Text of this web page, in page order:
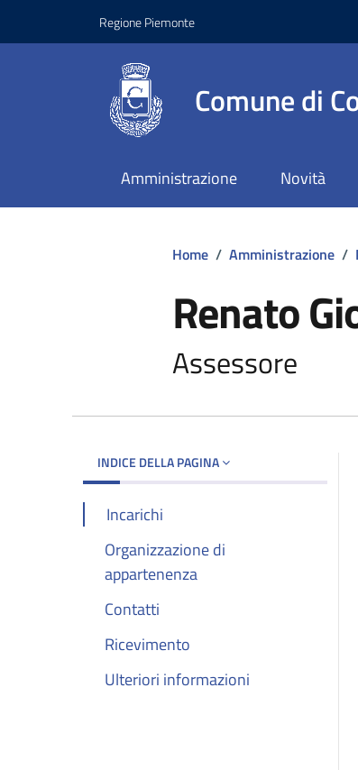
Regione Piemonte
Comune di
Amministrazione Novità
Home / Amministrazione /
Renato
Assessore
INDICE DELLA PAGINA
Incarichi
Organizzazione di
appartenenza
Contatti
Ricevimento
Ulteriori informazioni